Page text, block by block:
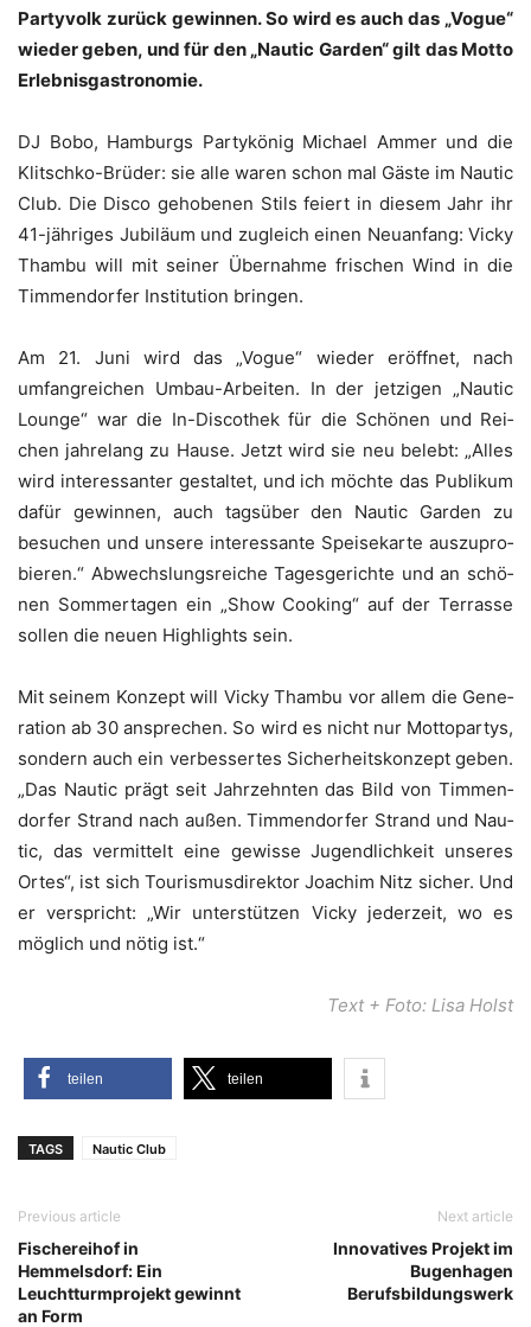
Par­ty­volk zurück gewin­nen. So wird es auch das „Vogue“
wie­der geben, und für den „Nau­tic Gar­den“ gilt das Mot­to
Erlebnisgastronomie.
DJ Bobo, Ham­burgs Par­ty­kö­nig Micha­el Ammer und die
Klit­sch­ko-Brü­der: sie alle waren schon mal Gäs­te im Nau­tic
Club. Die Dis­co geho­be­nen Stils fei­ert in die­sem Jahr ihr
41-jäh­ri­ges Jubi­lä­um und zugleich einen Neu­an­fang: Vicky
Tham­bu will mit sei­ner Über­nah­me fri­schen Wind in die
Tim­men­dor­fer Insti­tu­ti­on bringen.
Am 21. Juni wird das „Vogue“ wie­der eröff­net, nach
umfang­rei­chen Umbau-Arbei­ten. In der jet­zi­gen „Nau­tic
Lounge“ war die In-Dis­co­thek für die Schö­nen und Rei­
chen jah­re­lang zu Hau­se. Jetzt wird sie neu belebt: „Alles
wird inter­es­san­ter gestal­tet, und ich möch­te das Publi­kum
dafür gewin­nen, auch tags­über den Nau­tic Gar­den zu
besu­chen und unse­re inter­es­san­te Spei­se­kar­te aus­zu­pro­
bie­ren.“ Abwechs­lungs­rei­che Tages­ge­rich­te und an schö­
nen Som­mer­ta­gen ein „Show Coo­king“ auf der Ter­ras­se
sol­len die neu­en High­lights sein.
Mit sei­nem Kon­zept will Vicky Tham­bu vor allem die Gene­
ra­ti­on ab 30 anspre­chen. So wird es nicht nur Mot­to­par­tys,
son­dern auch ein ver­bes­ser­tes Sicher­heits­kon­zept geben.
„Das Nau­tic prägt seit Jahr­zehn­ten das Bild von Tim­men­
dor­fer Strand nach außen. Tim­men­dor­fer Strand und Nau­
tic, das ver­mit­telt eine gewis­se Jugend­lich­keit unse­res
Ortes“, ist sich Tou­ris­mus­di­rek­tor Joa­chim Nitz sicher. Und
er ver­spricht: „Wir unter­stüt­zen Vicky jeder­zeit, wo es
mög­lich und nötig ist.“
Text + Foto: Lisa Holst
tei­len tei­len
TAGS Nautic Club
Previous article
Fischereihof in
Hemmelsdorf: Ein
Leuchtturmprojekt gewinnt
an Form
Next article
Innovatives Projekt im
Bugenhagen
Berufsbildungswerk